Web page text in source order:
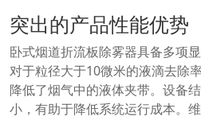
突出的产品性能优势
卧式烟道折流板除雾器具备多项
对于粒径大于10微米的液滴去除
降低了烟气中的液体夹带。设备
小，有助于降低系统运行成本。